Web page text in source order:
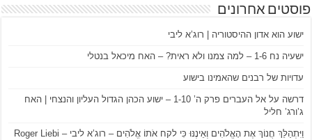
פוסטים אחרונים
ישוע הוא אדון ההיסטוריה | רוג’א ליבי
ישעיה נח 1-6 – למה צמנו ולא ראית? – האח מיכאל בנטלי
עדויות של רבנים שהאמינו בישוע
דרשה על אל העברים פרק ה’ 1-10 – ישוע הכהן הגדול העליון והנצחי | האח
ג’ורג’ חליל
וַיִּתְהַלֵּךְ חֲנוֹךְ אֶת הָאֱלֹהִים וְאֵינֶנּוּ כִּי לקח אֹתוֹ אֱלֹהִים – רוג’א ליבי – Roger Liebi